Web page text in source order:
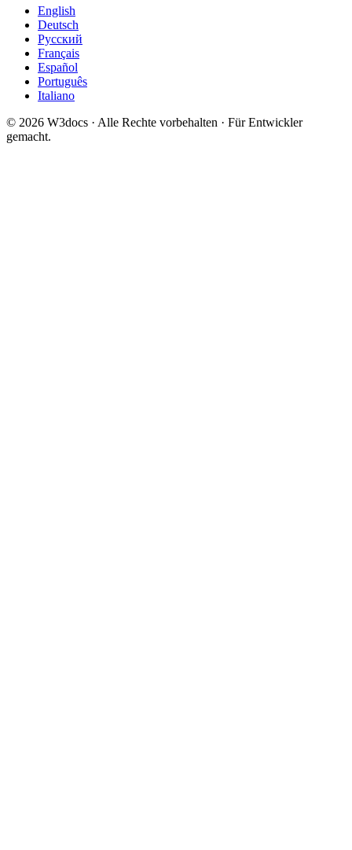
English
Deutsch
Русский
Français
Español
Português
Italiano
© 2026 W3docs · Alle Rechte vorbehalten · Für Entwickler
gemacht.